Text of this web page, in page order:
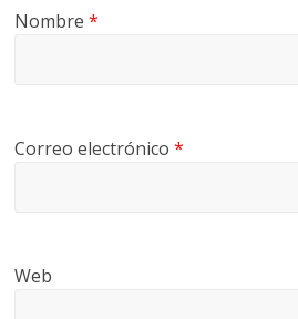
Nombre*
Correo electrónico*
Web